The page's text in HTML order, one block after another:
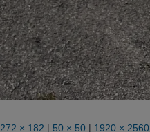
272 × 182 | 50 × 50 | 1920 × 2560